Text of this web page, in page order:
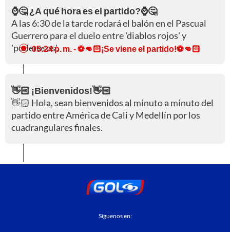
⌚🤔 ¿A qué hora es el partido?⌚🤔
A las 6:30 de la tarde rodará el balón en el Pascual
Guerrero para el duelo entre 'diablos rojos' y
'poderosos'.
05:24 p. m.- ⚽👊🏻¡Se viene el partido!⚽👊🏻
👋🏻 ¡Bienvenidos!👋🏻
👋🏻 Hola, sean bienvenidos al minuto a minuto del
partido entre América de Cali y Medellín por los
cuadrangulares finales.
Síguenos en: